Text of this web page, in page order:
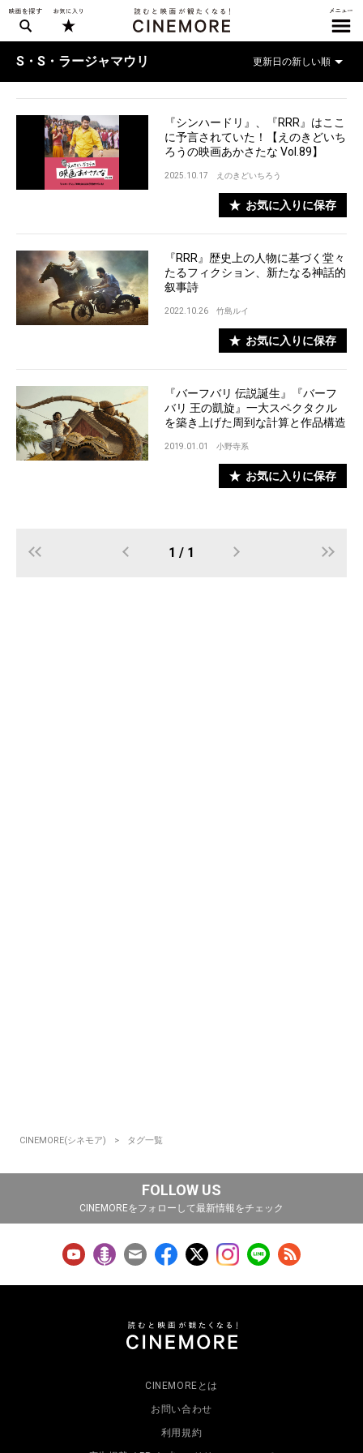
S・S・ラージャマウリ
『シンハードリ』、『RRR』はここ
に予言されていた！【えのきどいち
ろうの映画あかさたな Vol.89】
2025.10.17 えのきどいちろう
お気に入りに保存
『RRR』歴史上の人物に基づく堂々
たるフィクション、新たなる神話的
叙事詩
2022.10.26 竹島ルイ
お気に入りに保存
『バーフバリ 伝説誕生』『バーフ
バリ 王の凱旋』一大スペクタクル
を築き上げた周到な計算と作品構造
2019.01.01 小野寺系
お気に入りに保存
1 / 1
CINEMORE(シネモア) タグ一覧
FOLLOW US
CINEMOREをフォローして最新情報をチェック
CINEMOREとは
お問い合わせ
利用規約